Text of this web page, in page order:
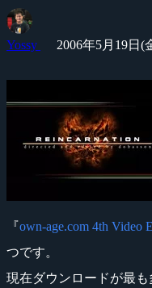
Yossy 2006年5月19日(
『own-age.com 4th Video
つです。
現在ダウンロードが最